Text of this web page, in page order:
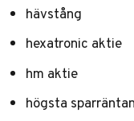
hävstång
hexatronic aktie
hm aktie
högsta sparräntan